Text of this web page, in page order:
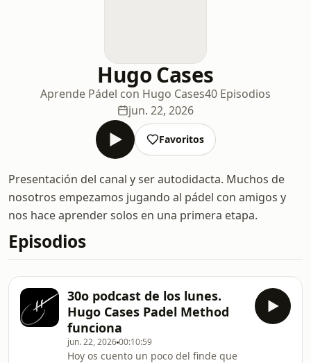
Hugo Cases
Aprende Pádel con Hugo Cases40 Episodios
jun. 22, 2026
Favoritos
Presentación del canal y ser autodidacta. Muchos de
nosotros empezamos jugando al pádel con amigos y
nos hace aprender solos en una primera etapa.
Episodios
30o podcast de los lunes.
Hugo Cases Padel Method
funciona
jun. 22, 202600:10:59
Hoy os cuento un poco del finde que